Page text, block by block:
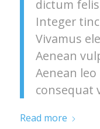
dictum
Integer
Vivamus
Aenean
Aenean
consequat
Read more